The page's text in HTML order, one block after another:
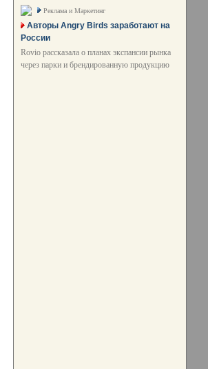
Реклама и Маркетинг
Авторы Angry Birds заработают на
России
Rovio рассказала о планах экспансии рынка
через парки и брендированную продукцию